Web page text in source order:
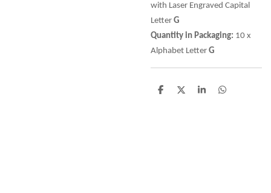
with Laser Engraved Capital
Letter G
Quantity in Packaging: 10 x
Alphabet Letter G
D
D
S
D